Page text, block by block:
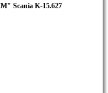
Scania K-15.627